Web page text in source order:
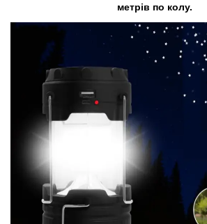
метрів по колу.